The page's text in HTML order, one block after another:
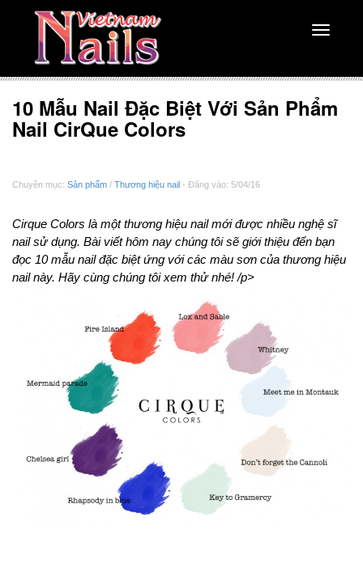
Toggle
10 Mẫu Nail Đặc Biệt Với Sản Phẩm
Nail CirQue Colors
Chuyên mục: Sản phẩm / Thương hiệu nail - Đăng vào: 5/04/16
Cirque Colors là một thương hiệu nail mới được nhiều nghệ sĩ
nail sử dụng. Bài viết hôm nay chúng tôi sẽ giới thiệu đến bạn
đọc 10 mẫu nail đặc biệt ứng với các màu sơn của thương hiệu
nail này. Hãy cùng chúng tôi xem thử nhé! /p>